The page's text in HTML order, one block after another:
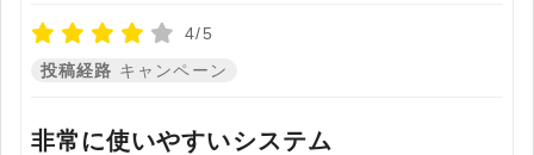
4/5
投稿経路 キャンペーン
非常に使いやすいシステム